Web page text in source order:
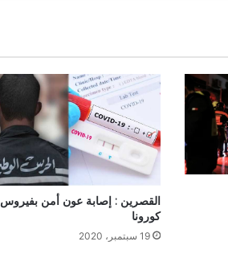
القصرين : إصابة عون أمن بفيروس
كورونا
19 سبتمبر، 2020